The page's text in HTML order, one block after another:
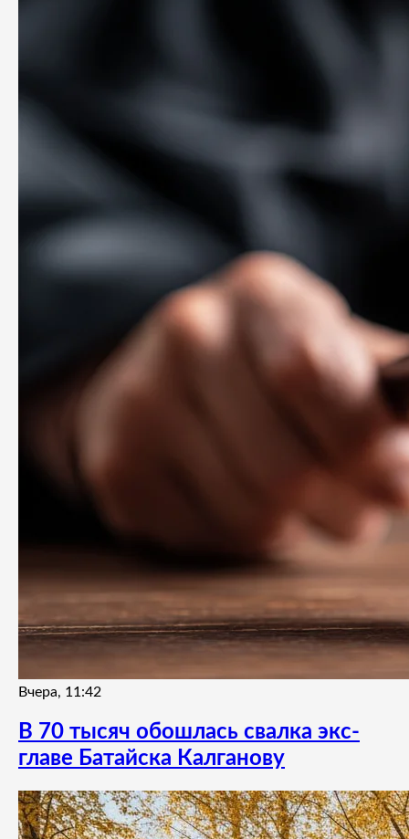
Вчера, 11:42
В 70 тысяч обошлась свалка экс-
главе Батайска Калганову